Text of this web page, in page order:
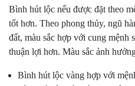
Bình hút lộc nếu được đặt theo
tốt hơn. Theo phong thủy, ngũ
đất, màu sắc hợp với cung mệnh
thuận lợi hơn. Màu sắc ảnh
Bình hút lộc vàng hợp với